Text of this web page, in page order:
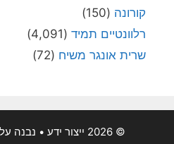
קורונה (150)
רלוונטיים תמיד (4,091)
שרית אונגר משיח (72)
© 2026 ייצור ידע • נבנה על